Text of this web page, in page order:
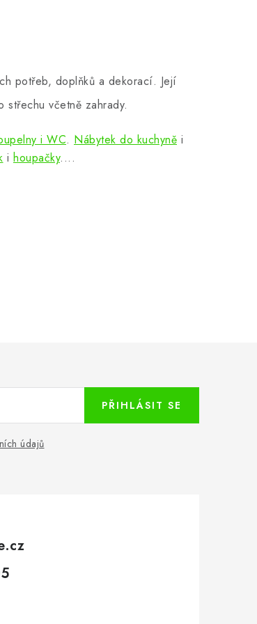
potřeb, doplňků a dekorací. Její
střechu včetně zahrady.
i WC. Nábytek do kuchyně i
i houpačky....
údajů
PŘIHLÁSIT SE